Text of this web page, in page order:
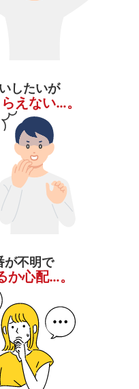
したいが
えない…。
が不明で
か心配…。